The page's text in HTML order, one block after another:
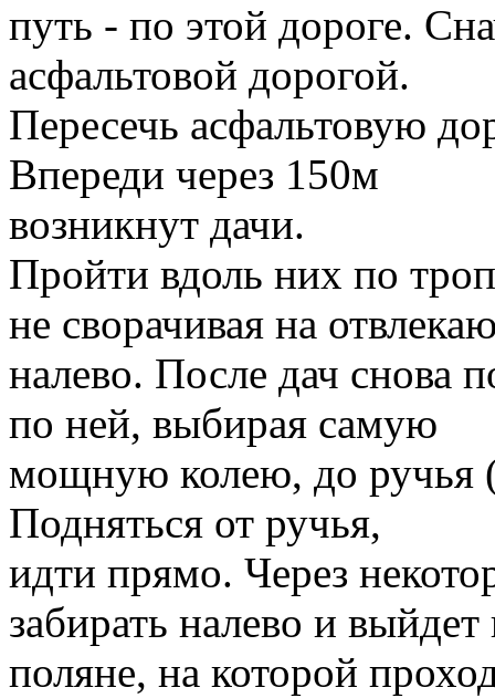
путь - по этой дороге.
асфальтовой дорогой.
Пересечь асфальтовую
Впереди через 150м
возникнут дачи.
Пройти вдоль них по
не сворачивая на
налево. После дач снова
по ней, выбирая самую
мощную колею, до ручья
Подняться от ручья,
идти прямо. Через
забирать налево и выйдет
поляне, на которой